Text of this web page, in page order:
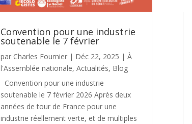
Convention pour une industrie
soutenable le 7 février
par Charles Fournier| Déc 22, 2025 | À
l'Assemblée nationale, Actualités, Blog
Convention pour une industrie
soutenable le 7 février 2026 Après deux
années de tour de France pour une
industrie réellement verte, et de multiples